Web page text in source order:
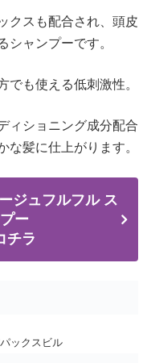
クスも配合され、頭皮
シャンプーです。
でも使える低刺激性。
ィショニング成分配合
な髪に仕上がります。
ジュフルフル ス
ー
チラ
ックスビル